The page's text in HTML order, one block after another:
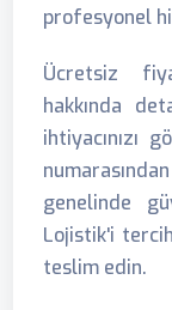
profesyonel
Ücretsiz
hakkında
ihtiyacınızı
genelinde
Lojistik'i
teslim edin.